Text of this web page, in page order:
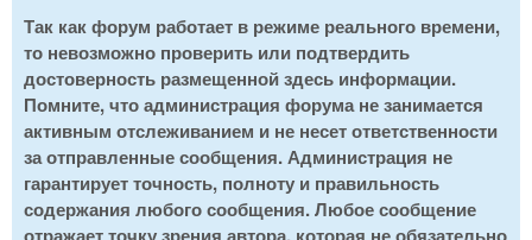
Так как форум работает в режиме реального времени,
то невозможно проверить или подтвердить
достоверность размещенной здесь информации.
Помните, что администрация форума не занимается
активным отслеживанием и не несет ответственности
за отправленные сообщения. Администрация не
гарантирует точность, полноту и правильность
содержания любого сообщения. Любое сообщение